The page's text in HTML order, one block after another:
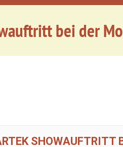
bei der
SHOWAUFTRITT